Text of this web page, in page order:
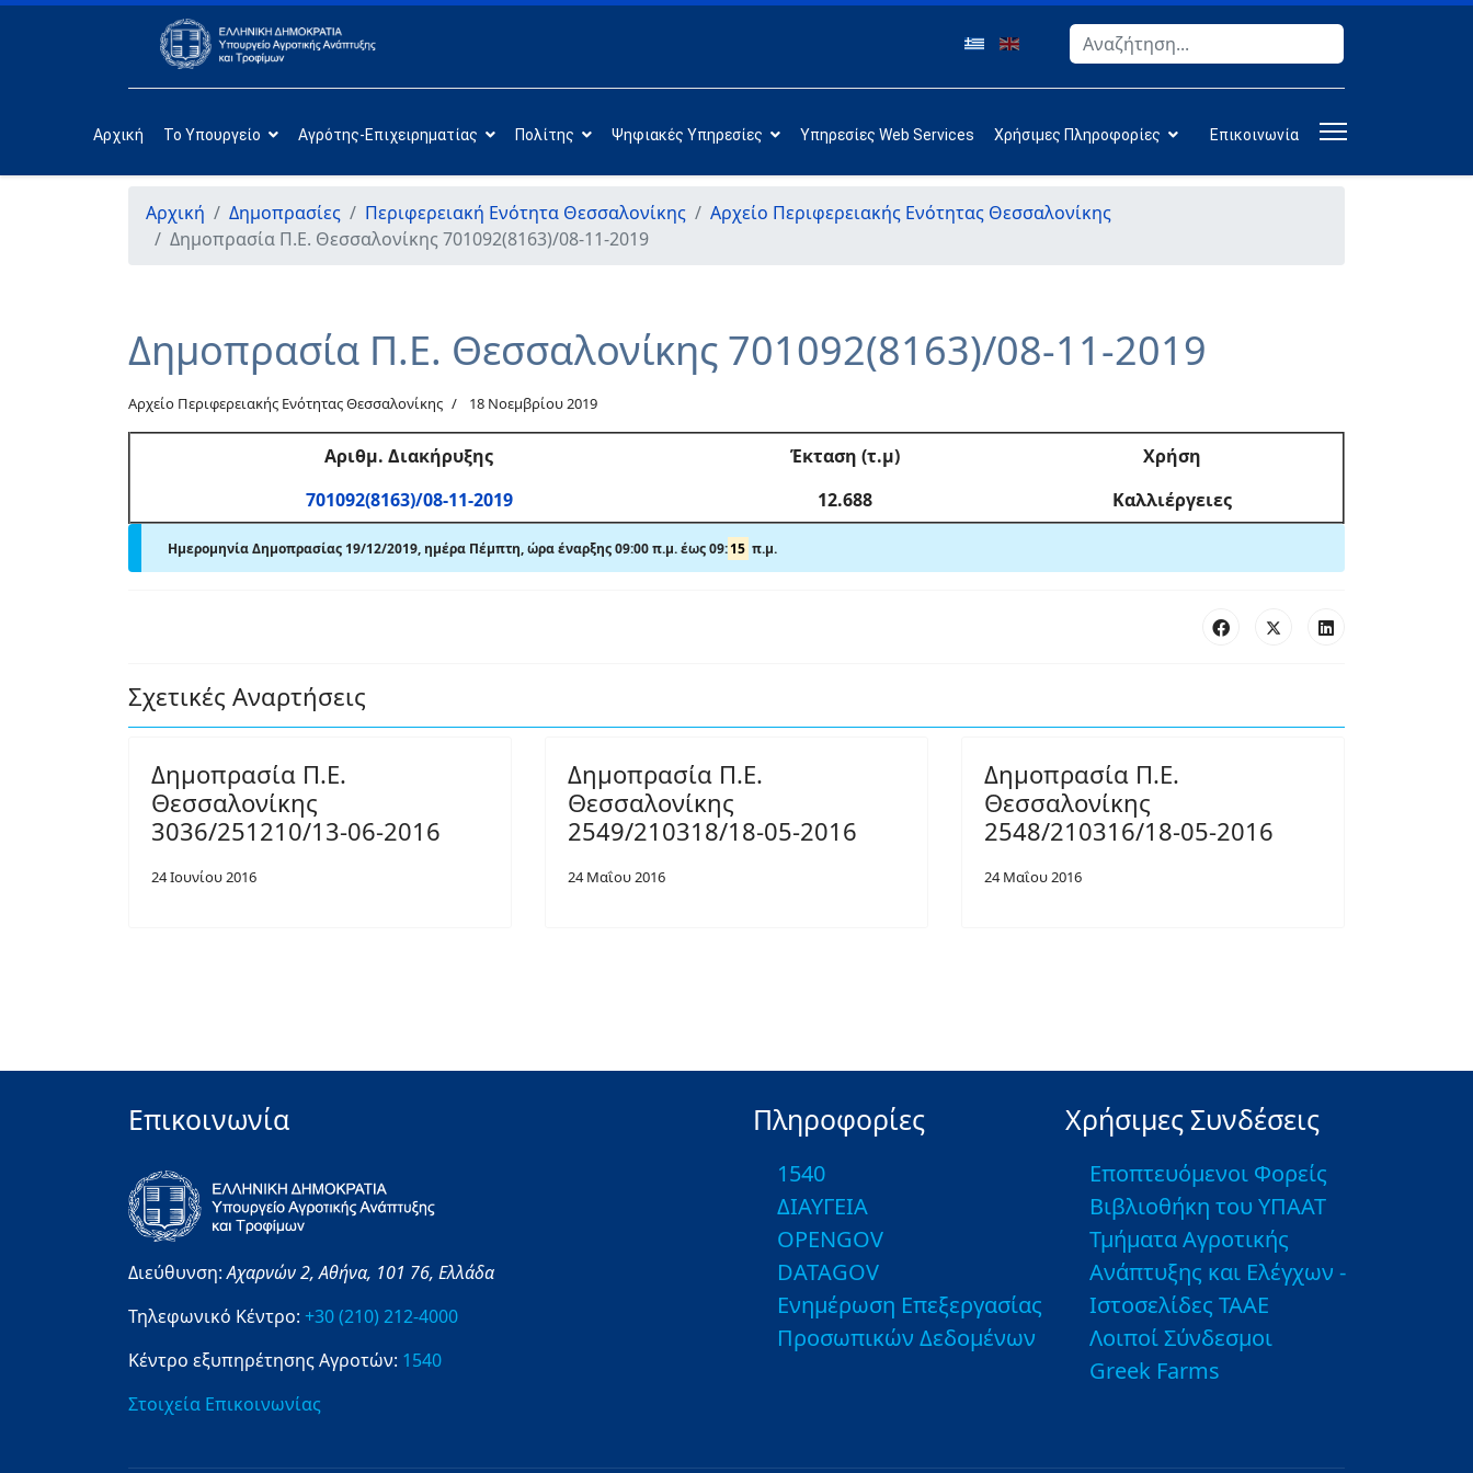
Αναζήτηση
Αρχική Το Υπουργείο Αγρότης-Επιχειρηματίας Πολίτης Ψηφιακές Υπηρεσίες Υπηρεσίες Web Services Χρήσιμες Πληροφορίες Επικοινωνία
Αρχική Δημοπρασίες Περιφερειακή Ενότητα Θεσσαλονίκης
Αρχείο Περιφερειακής Ενότητας Θεσσαλονίκης
Δημοπρασία Π.Ε. Θεσσαλονίκης 701092(8163)/08-11-2019
Δημοπρασία Π.Ε. Θεσσαλονίκης 701092(8163)/08-11-2019
Αρχείο Περιφερειακής Ενότητας Θεσσαλονίκης 18 Νοεμβρίου 2019
Αριθμ. Διακήρυξης Έκταση (τ.μ)
Χρήση
701092(8163)/08-11-2019
12.688 Καλλιέργειες
Ημερομηνία Δημοπρασίας 19/12/2019, ημέρα Πέμπτη,ώρα έναρξης 09:00 π.μ. έως 09:15 π.μ.
Σχετικές Αναρτήσεις
Δημοπρασία Π.Ε.
Θεσσαλονίκης
3036/251210/13-06-2016
24 Ιουνίου 2016
Δημοπρασία Π.Ε.
Θεσσαλονίκης
2549/210318/18-05-2016
24 Μαΐου 2016
Δημοπρασία Π.Ε.
Θεσσαλονίκης
2548/210316/18-05-2016
24 Μαΐου 2016
Επικοινωνία
Διεύθυνση:Αχαρνών 2,Αθήνα, 101 76, Ελλάδα
Τηλεφωνικό Κέντρο: +30 (210) 212-4000
Κέντρο εξυπηρέτησης Αγροτών: 1540
Στοιχεία Επικοινωνίας
Πληροφορίες
1540
ΔΙΑΥΓΕΙΑ
OPENGOV
DATAGOV
Ενημέρωση Επεξεργασίας
Προσωπικών Δεδομένων
Χρήσιμες Συνδέσεις
Εποπτευόμενοι Φορείς
Βιβλιοθήκη του ΥΠΑΑΤ
Τμήματα Αγροτικής
Ανάπτυξης και Ελέγχων -
Ιστοσελίδες ΤΑΑΕ
Λοιποί Σύνδεσμοι
Greek Farms